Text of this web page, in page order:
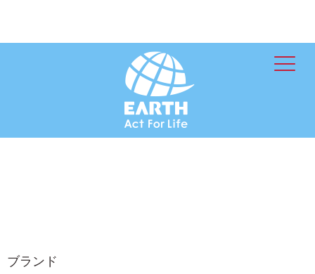
ブランド